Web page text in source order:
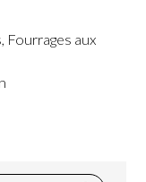
Fourrages aux